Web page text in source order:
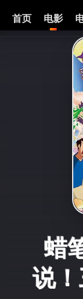
首页 电影
蜡
说